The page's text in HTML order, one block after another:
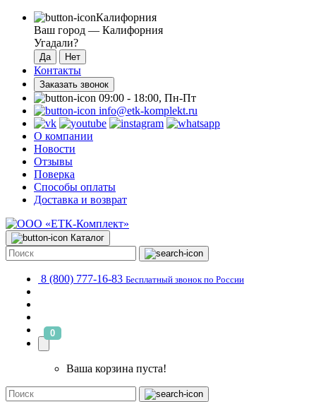
Калифорния
Ваш город — Калифорния
Угадали?
Контакты
Заказать звонок
09:00 - 18:00, Пн-Пт
info@etk-komplekt.ru
О компании
Новости
Отзывы
Поверка
Способы оплаты
Доставка и возврат
Каталог
8 (800) 777-16-83 Бесплатный звонок по России
0
Ваша корзина пуста!